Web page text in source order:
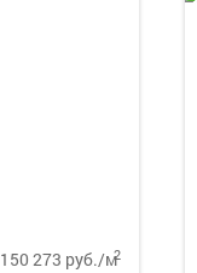
150 273 руб./м2